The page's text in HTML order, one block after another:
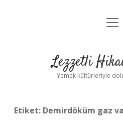
Yasal
Lezzetli
Yemek kültürleriyle
Etiket: Demirdöküm gaz